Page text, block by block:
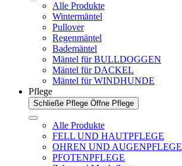
Alle Produkte
Wintermäntel
Pullover
Regenmäntel
Bademäntel
Mäntel für BULLDOGGEN
Mäntel für DACKEL
Mäntel für WINDHUNDE
Pflege
Schließe Pflege Öffne Pflege
Alle Produkte
FELL UND HAUTPFLEGE
OHREN UND AUGENPFLEGE
PFOTENPFLEGE